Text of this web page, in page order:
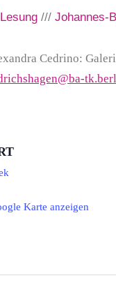
Lesung /// Johannes-
Cedrino:
Karte anzeigen